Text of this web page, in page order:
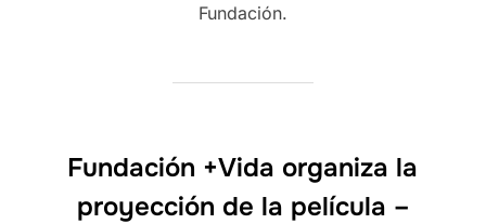
Fundación.
Fundación +Vida organiza la
proyección de la película –